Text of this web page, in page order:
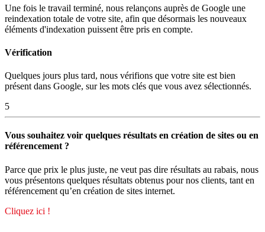
Une fois le travail terminé, nous relançons auprès de Google une
reindexation totale de votre site, afin que désormais les nouveaux
éléments d'indexation puissent être pris en compte.
Vérification
Quelques jours plus tard, nous vérifions que votre site est bien
présent dans Google, sur les mots clés que vous avez sélectionnés.
5
Vous souhaitez voir quelques résultats en création de sites ou en
référencement ?
Parce que prix le plus juste, ne veut pas dire résultats au rabais, nous
vous présentons quelques résultats obtenus pour nos clients, tant en
référencement qu’en création de sites internet.
Cliquez ici !